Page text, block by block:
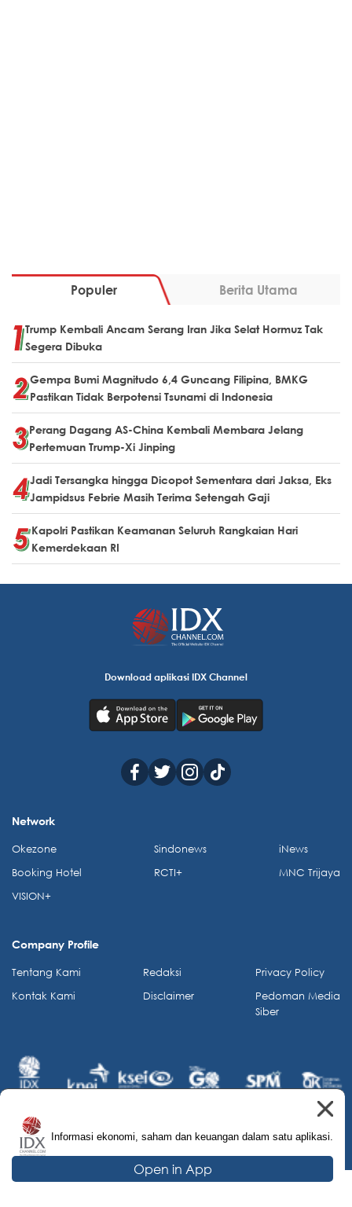
Populer Berita Utama
Trump Kembali Ancam Serang Iran Jika Selat Hormuz Tak
Segera Dibuka
Gempa Bumi Magnitudo 6,4 Guncang Filipina, BMKG
Pastikan Tidak Berpotensi Tsunami di Indonesia
Perang Dagang AS-China Kembali Membara Jelang
Pertemuan Trump-Xi Jinping
Jadi Tersangka hingga Dicopot Sementara dari Jaksa, Eks
Jampidsus Febrie Masih Terima Setengah Gaji
Kapolri Pastikan Keamanan Seluruh Rangkaian Hari
Kemerdekaan RI
Informasi ekonomi, saham dan keuangan dalam satu aplikasi.
Open in App
Download aplikasi IDX Channel
Network
Okezone
Booking Hotel
VISION+
Sindonews
RCTI+
iNews
MNC Trijaya
Company Profile
Tentang Kami
Kontak Kami
Redaksi
Disclaimer
Privacy Policy
Pedoman Media
Siber
© 2026 IDX Channel. All Rights Reserved.